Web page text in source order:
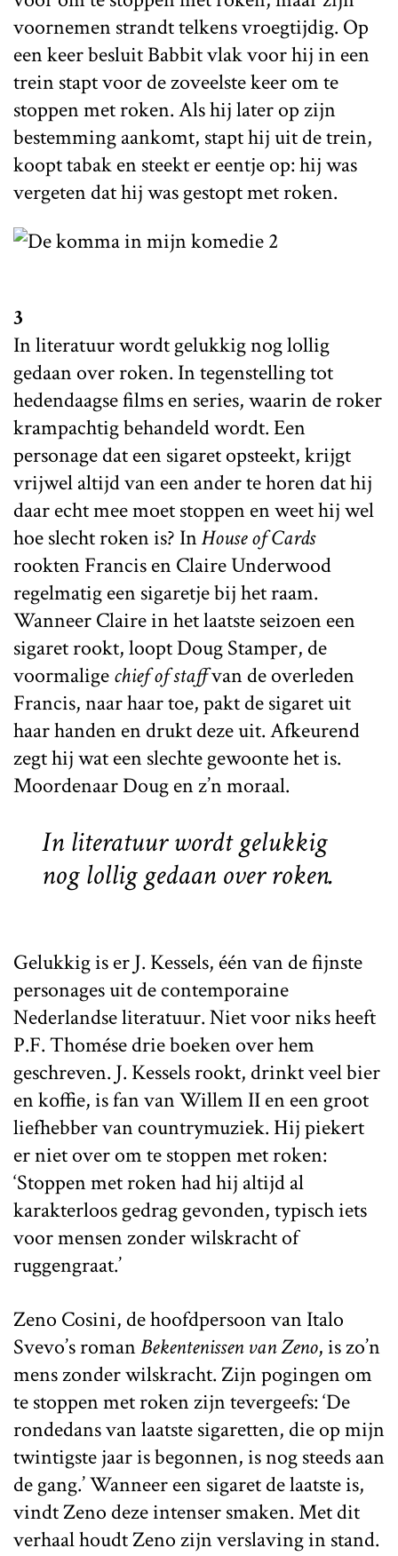
voornemen strandt telkens vroegtijdig. Op
een keer besluit Babbit vlak voor hij in een
trein stapt voor de zoveelste keer om te
stoppen met roken. Als hij later op zijn
bestemming aankomt, stapt hij uit de trein,
koopt tabak en steekt er eentje op: hij was
vergeten dat hij was gestopt met roken.
3
In literatuur wordt gelukkig nog lollig
gedaan over roken. In tegenstelling tot
hedendaagse films en series, waarin de roker
krampachtig behandeld wordt. Een
personage dat een sigaret opsteekt, krijgt
vrijwel altijd van een ander te horen dat hij
daar echt mee moet stoppen en weet hij wel
hoe slecht roken is? InHouse of Cards
rookten Francis en Claire Underwood
regelmatig een sigaretje bij het raam.
Wanneer Claire in het laatste seizoen een
sigaret rookt, loopt Doug Stamper, de
voormaligechief of staffvan de overleden
Francis, naar haar toe, pakt de sigaret uit
haar handen en drukt deze uit. Afkeurend
zegt hij wat een slechte gewoonte het is.
Moordenaar Doug en z’n moraal.
In literatuur wordt gelukkig
nog lollig gedaan over roken.
Gelukkig is er J. Kessels, één van de fijnste
personages uit de contemporaine
Nederlandse literatuur. Niet voor niks heeft
P.F. Thomése drie boeken over hem
geschreven. J. Kessels rookt, drinkt veel bier
en koffie, is fan van Willem II en een groot
liefhebber van countrymuziek. Hij piekert
er niet over om te stoppen met roken:
‘Stoppen met roken had hij altijd al
karakterloos gedrag gevonden, typisch iets
voor mensen zonder wilskracht of
ruggengraat.’
Zeno Cosini, de hoofdpersoon van Italo
Svevo’s romanBekentenissen van Zeno, is zo’n
mens zonder wilskracht. Zijn pogingen om
te stoppen met roken zijn tevergeefs: ‘De
rondedans van laatste sigaretten, die op mijn
twintigste jaar is begonnen, is nog steeds aan
de gang.’ Wanneer een sigaret de laatste is,
vindt Zeno deze intenser smaken. Met dit
verhaal houdt Zeno zijn verslaving in stand.